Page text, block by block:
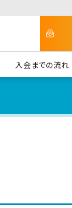
入会までの流れ